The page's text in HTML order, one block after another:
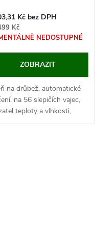
Kč bez DPH
Kč
NEDOSTUPNÉ
ZOBRAZIT
na drůbež, automatické
na 56 slepičích vajec,
teploty a vlhkosti,
regulace teploty (30-